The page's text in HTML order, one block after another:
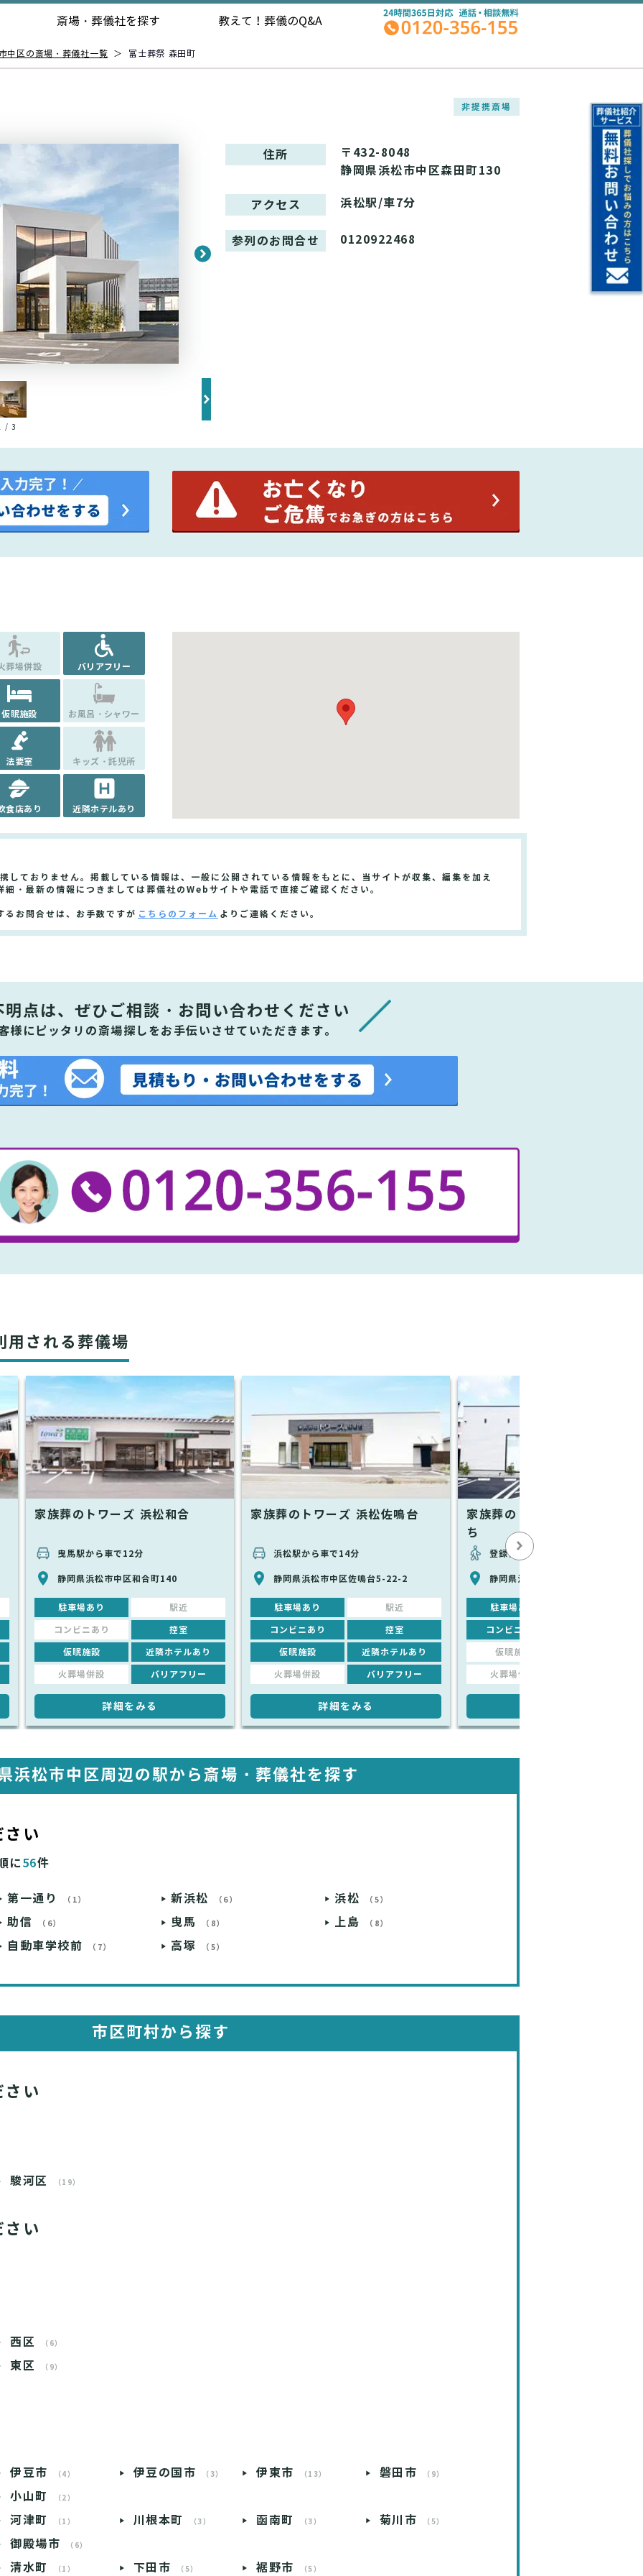
斎場・葬儀社を探す 教えて！ 葬儀のQ&A
中区の斎場・葬儀社一覧 ＞ 富士葬祭 森田町
非提携斎場
/ 3
住所
〒432-8048
静岡県浜松市中区森田町130
アクセス 浜松駅/車7分
参列のお問合せ 0120922468
葬場併設 バリアフリー
仮眠施設 お風呂・シャワー
法要室 キッズ・託児所
食店あり 近隣ホテルあり
しておりません。掲載している情報は、一般に公開されている情報をもとに、当サイトが収集、編集を加え
・最新の情報につきましては葬儀社のWebサイトや電話で直接ご確認ください。
るお問合せは、お手数ですが こちらのフォーム よりご連絡ください。
明点は、ぜひ ご相談・お問い合わせください
様にピッタリの斎場探しをお手伝いさせていただきます。
用される葬儀場
家族葬のトワーズ 浜松和合
曳馬駅から車で12分
静岡県浜松市中区和合町140
駐車場あり 駅近
コンビニあり 控室
仮眠施設 近隣ホテルあり
火葬場併設 バリアフリー
詳細をみる
家族葬のトワーズ 浜松佐鳴台
浜松駅から車で14分
静岡県浜松市中区佐鳴台5-22-2
駐車場あり 駅近
コンビニあり 控室
仮眠施設 近隣ホテルあり
火葬場併設 バリアフリー
詳細をみる
家族葬のトワーズ 浜松あずき
ち
登録情報なし
静岡県浜松市中区小豆餅1-9-4
駐車場あり
コンビニあり
仮眠施設
火葬場併設
浜松市中区周辺の駅から 斎場・葬儀社を探す
い
に56件
第一通り （1） 新浜松 （6） 浜松 （5）
助信 （6） 曳馬 （8） 上島 （8）
自動車学校前 （7） 高塚 （5）
市区町村から探す
い
駿河区 （19）
い
西区 （6）
東区 （9）
伊豆市 （4） 伊豆の国市 （3） 伊東市 （13） 磐田市 （9）
小山町 （2）
河津町 （1） 川根本町 （3） 函南町 （3） 菊川市 （5）
御殿場市 （6）
清水町 （1） 下田市 （5） 裾野市 （5）